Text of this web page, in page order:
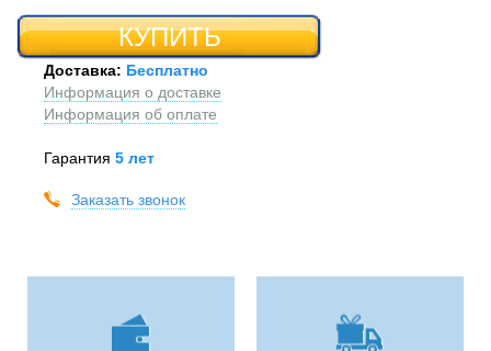
КУПИТЬ
Доставка: Бесплатно
Информация о доставке
Информация об оплате
Гарантия 5 лет
Заказать звонок